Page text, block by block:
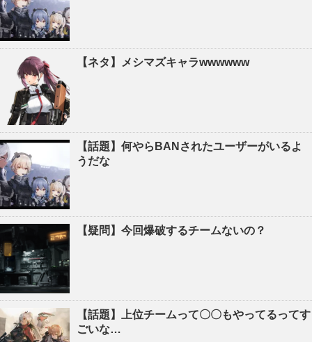
【ネタ】メシマズキャラwwwwww
【話題】何やらBANされたユーザーがいるよ
うだな
【疑問】今回爆破するチームないの？
【話題】上位チームって〇〇もやってるってす
ごいな…